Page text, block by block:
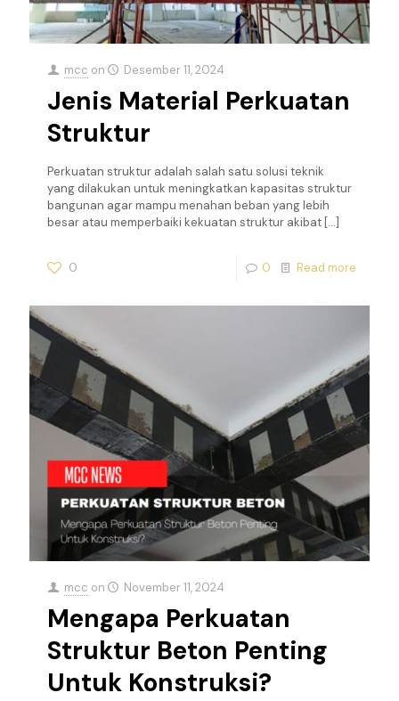
mcc on Desember 11, 2024
Jenis Material Perkuatan
Struktur
Perkuatan struktur adalah salah satu solusi teknik
yang dilakukan untuk meningkatkan kapasitas struktur
bangunan agar mampu menahan beban yang lebih
besar atau memperbaiki kekuatan struktur akibat […]
0 0 Read more
mcc on November 11, 2024
Mengapa Perkuatan
Struktur Beton Penting
Untuk Konstruksi?